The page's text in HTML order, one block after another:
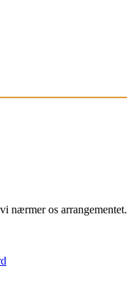
nærmer os arrangementet.